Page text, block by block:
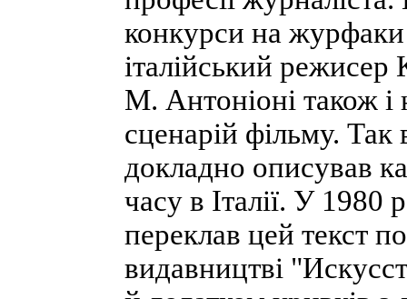
конкурси на журфаки
італійський
М. Антоніоні також і
сценарій фільму.
докладно описував
часу в Італії. У 1980
переклав цей текст
видавництві